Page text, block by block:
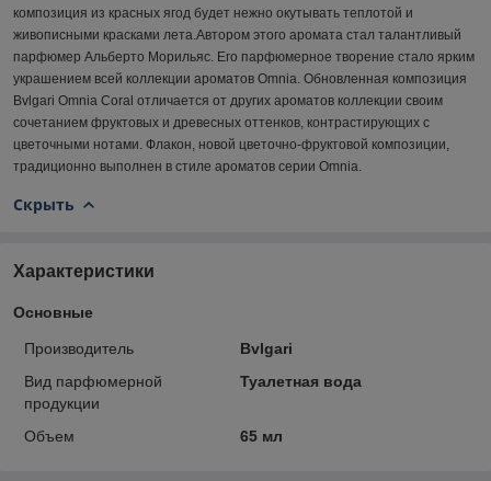
композиция из красных ягод будет нежно окутывать теплотой и
живописными красками лета.Автором этого аромата стал талантливый
парфюмер Альберто Морильяс. Его парфюмерное творение стало ярким
украшением всей коллекции ароматов Omnia. Обновленная композиция
Bvlgari Omnia Coral отличается от других ароматов коллекции своим
сочетанием фруктовых и древесных оттенков, контрастирующих с
цветочными нотами. Флакон, новой цветочно-фруктовой композиции,
традиционно выполнен в стиле ароматов серии Omnia.
Скрыть
Характеристики
Основные
Производитель
Bvlgari
Вид парфюмерной
продукции
Туалетная вода
Объем 65 мл